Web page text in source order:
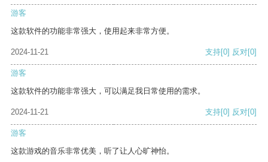
游客
这款软件的功能非常强大，使用起来非常方便。
2024-11-21 支持[0] 反对[0]
游客
这款软件的功能非常强大，可以满足我日常使用的需求。
2024-11-21 支持[0] 反对[0]
游客
这款游戏的音乐非常优美，听了让人心旷神怡。